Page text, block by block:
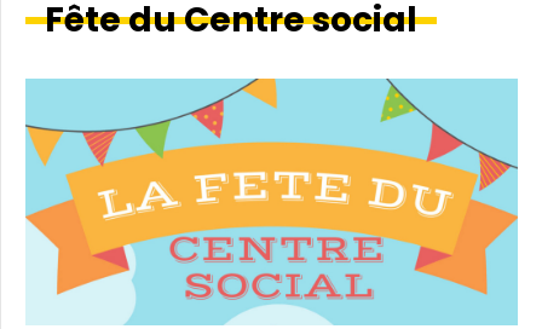
Fête du Centre social